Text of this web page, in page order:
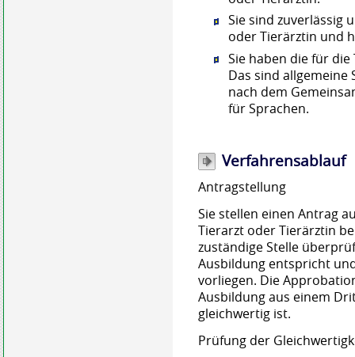
Sie sind zuverlässig
oder Tierärztin und
Sie haben die für
Das sind allgemeine
nach dem
für Sprachen.
Verfahrensablauf
Antragstellung
Sie stellen einen Antrag
Tierarzt oder Tierärztin
zuständige Stelle
Ausbildung entspricht
vorliegen. Die
Ausbildung aus einem
gleichwertig ist.
Prüfung der